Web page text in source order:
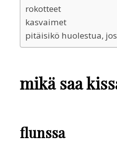
rokotteet
kasvaimet
pitäisikö huolestua,
mikä saa
flunssa